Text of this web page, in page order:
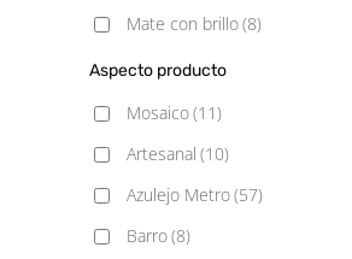
Mate con brillo(8)
Natural(3)
Pulido (53)
Satinado (21)
Semipulido(3)
Aspecto producto
Mosaico(11)
Artesanal (10)
Azulejo Metro(57)
Barro(8)